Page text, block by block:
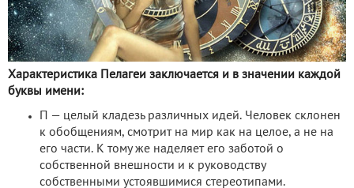
Характеристика Пелагеи заключается и в значении каждой
буквы имени:
П — целый кладезь различных идей. Человек склонен
к обобщениям, смотрит на мир как на целое, а не на
его части. К тому же наделяет его заботой о
собственной внешности и к руководству
собственными устоявшимися стереотипами.